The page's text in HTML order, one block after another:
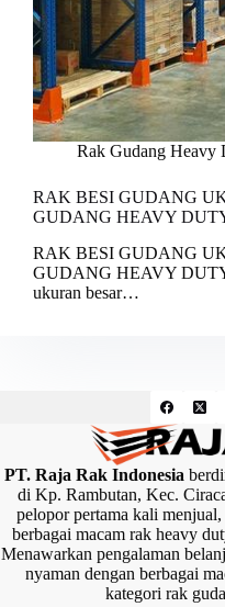
Rak Gudang Heavy
RAK BESI GUDANG
GUDANG HEAVY
RAK BESI GUDANG
GUDANG HEAVY
ukuran besar…
PT. Raja Rak Indonesia
di Kp. Rambutan, Kec.
pelopor pertama kali
berbagai macam rak heavy
Menawarkan pengalaman
nyaman dengan berbagai
kategori rak